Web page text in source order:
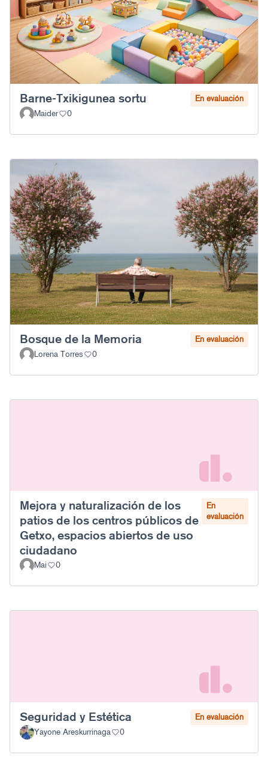
Barne-Txikigunea sortu
En evaluación
Maider
0
Bosque de la Memoria
En evaluación
Lorena Torres
0
Mejora y naturalización de los
patios de los centros públicos de
Getxo, espacios abiertos de uso
ciudadano
En
evaluación
Mai 0
Seguridad y Estética
En evaluación
Yayone Areskurrinaga
0